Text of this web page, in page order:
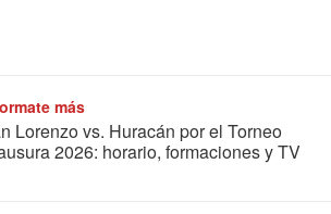
más
Lorenzo vs. Huracán por el Torneo
2026: horario, formaciones y TV